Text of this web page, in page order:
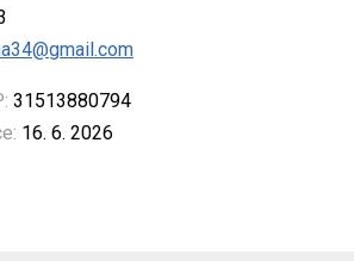
31513880794
16. 6. 2026